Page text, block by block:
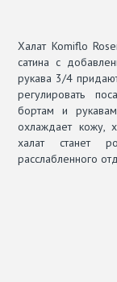
Халат Komiflo
сатина с
рукава 3/4
регулировать
бортам и
охлаждает кожу,
халат станет
расслабленного